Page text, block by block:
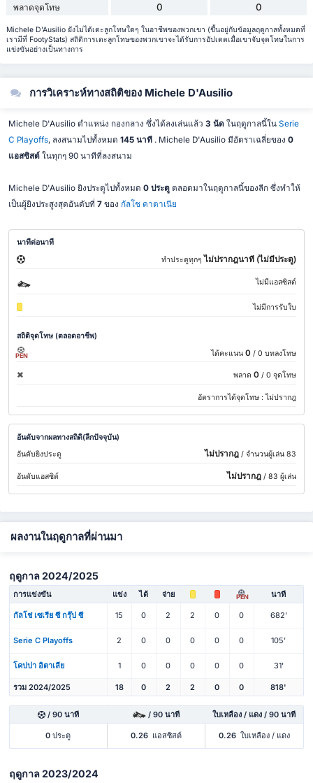
พลาดจุดโทษ 0 0
Michele D'Ausilio ยังไม่ได้เตะลูกโทษใดๆ ในอาชีพของพวกเขา (ขึ้นอยู่กับข้อมูลฤดูกาลทั้งหมดที่
เรามีที่ FootyStats) สถิติการเตะลูกโทษของพวกเขาจะได้รับการอัปเดตเมื่อเขาจับจุดโทษในการ
แข่งขันอย่างเป็นทางการ
การวิเคราะห์ทางสถิติของ Michele D'Ausilio
Michele D'Ausilio ตำแหน่ง กองกลาง ซึ่งได้ลงเล่นแล้ว 3 นัดในฤดูกาลนี้ใน Serie
C Playoffs, ลงสนามไปทั้งหมด 145 นาที . Michele D'Ausilio มีอัตราเฉลี่ยของ 0
แอสซิสต์ในทุกๆ 90 นาทีที่ลงสนาม
Michele D'Ausilio ยิงประตูไปทั้งหมด 0 ประตูตลอดมาในฤดูกาลนี้ของลีก ซึ่งทำให้
เป็นผู้ยิงประสูงสุดอันดับที่ 7ของ กัลโช คาตาเนีย
นาทีต่อนาที
ทำประตูทุกๆไม่ปรากฎนาที (ไม่มีประตู)
ไม่มีแอสซิสต์
ไม่มีการรับใบ
สถิติจุดโทษ (ตลอดอาชีพ)
PEN ได้คะแนน 0 / 0 บทลงโทษ
พลาด 0 / 0 จุดโทษ
อัตราการได้จุดโทษ :ไม่ปรากฎ
อันดับจากผลทางสถิติ(ลีกปัจจุบัน)
อันดับยิงประตู
ไม่ปรากฎ/ จำนวนผู้เล่น 83
อันดับแอสซิต์ ไม่ปรากฎ/ 83 ผู้เล่น
ผลงานในฤดูกาลที่ผ่านมา
ฤดูกาล 2024/2025
การแข่งขัน แข่ง ได้ จ่าย PEN นาที
กัลโช่ เซเรีย ซี กรุ๊ป ซี 15 0 2 2 0 0 682'
Serie C Playoffs 2 0 0 0 0 0 105'
โคปปา อิตาเลีย 1 0 0 0 0 0 31'
รวม 2024/2025 18 0 2 2 0 0 818'
/ 90 นาที / 90 นาที ใบเหลือง / แดง / 90 นาที
0 ประตู 0.26 แอสซิสต์ 0.26 ใบเหลือง / แดง
ฤดูกาล 2023/2024